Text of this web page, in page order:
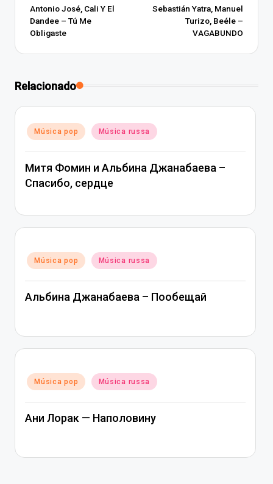
navigation
Antonio José, Cali Y El
Dandee – Tú Me
Obligaste
Sebastián Yatra, Manuel
Turizo, Beéle –
VAGABUNDO
Relacionado
Posted
in
Música pop Música russa
Митя Фомин и Альбина Джанабаева –
Спасибо, сердце
Posted
in
Música pop Música russa
Альбина Джанабаева – Пообещай
Posted
in
Música pop Música russa
Ани Лорак — Наполовину